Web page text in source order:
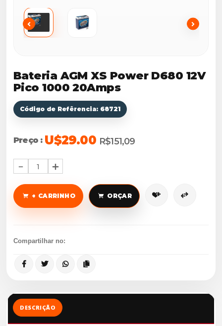
Bateria AGM XS Power D680 12V
Pico 1000 20Amps
Código de Refêrencia: 68721
Preço : U$29.00 R$151,09
1
+ CARRINHO ORÇAR
Compartilhar no:
DESCRIÇÃO